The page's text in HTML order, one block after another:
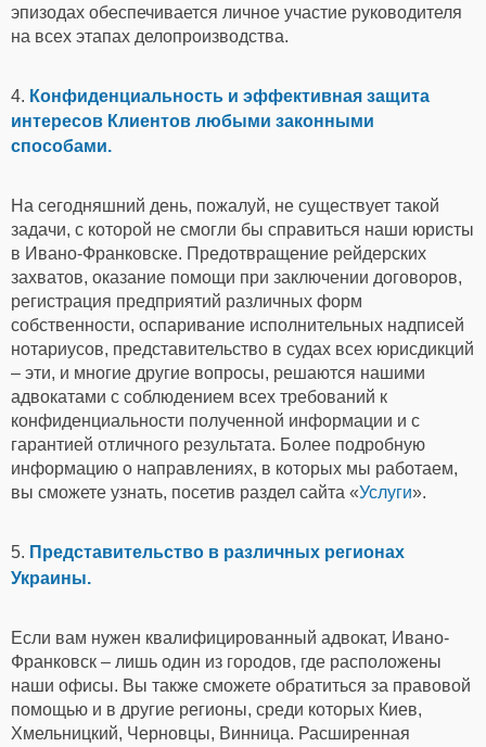
эпизодах обеспечивается личное участие руководителя
на всех этапах делопроизводства.
4. Конфиденциальность и эффективная защита
интересов Клиентов любыми законными
способами.
На сегодняшний день, пожалуй, не существует такой
задачи, с которой не смогли бы справиться наши юристы
в Ивано-Франковске. Предотвращение рейдерских
захватов, оказание помощи при заключении договоров,
регистрация предприятий различных форм
собственности, оспаривание исполнительных надписей
нотариусов, представительство в судах всех юрисдикций
– эти, и многие другие вопросы, решаются нашими
адвокатами с соблюдением всех требований к
конфиденциальности полученной информации и с
гарантией отличного результата. Более подробную
информацию о направлениях, в которых мы работаем,
вы сможете узнать, посетив раздел сайта «Услуги».
5. Представительство в различных регионах
Украины.
Если вам нужен квалифицированный адвокат, Ивано-
Франковск – лишь один из городов, где расположены
наши офисы. Вы также сможете обратиться за правовой
помощью и в другие регионы, среди которых Киев,
Хмельницкий, Черновцы, Винница. Расширенная